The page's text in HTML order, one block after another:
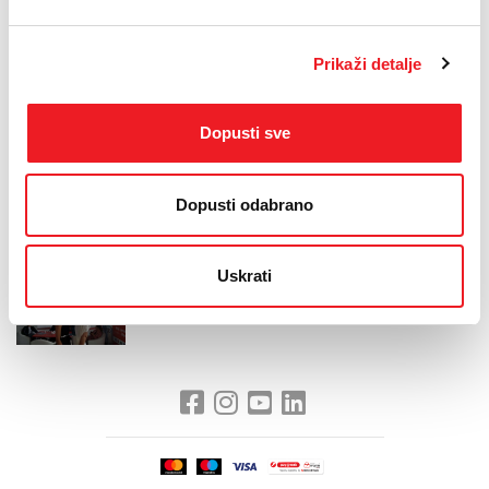
Prikaži detalje
Dopusti sve
Dopusti odabrano
Uskrati
štand HT ERONET-a posjetio je i glumac Slaven Knezović koji se